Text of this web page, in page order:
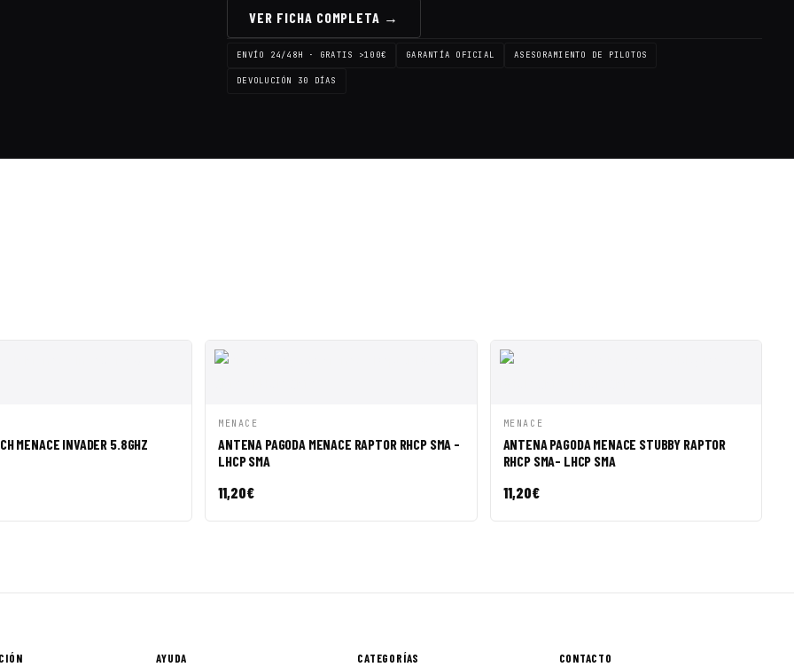
VER FICHA COMPLETA →
ENVÍO 24/48H · GRATIS >100€ GARANTÍA OFICIAL ASESORAMIENTO DE PILOTOS
DEVOLUCIÓN 30 DÍAS
MENACE INVADER 5.8GHZ
VISTA RÁPIDA
MENACE
ANTENA PAGODA MENACE RAPTOR RHCP SMA -
LHCP SMA
11,20€
VISTA RÁPIDA
MENACE
ANTENA PAGODA MENACE STUBBY RAPTOR
RHCP SMA- LHCP SMA
11,20€
AYUDA CATEGORÍAS CONTACTO